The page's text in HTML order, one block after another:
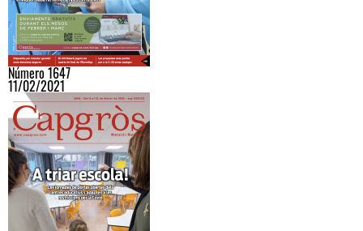
Número 1647
11/02/2021